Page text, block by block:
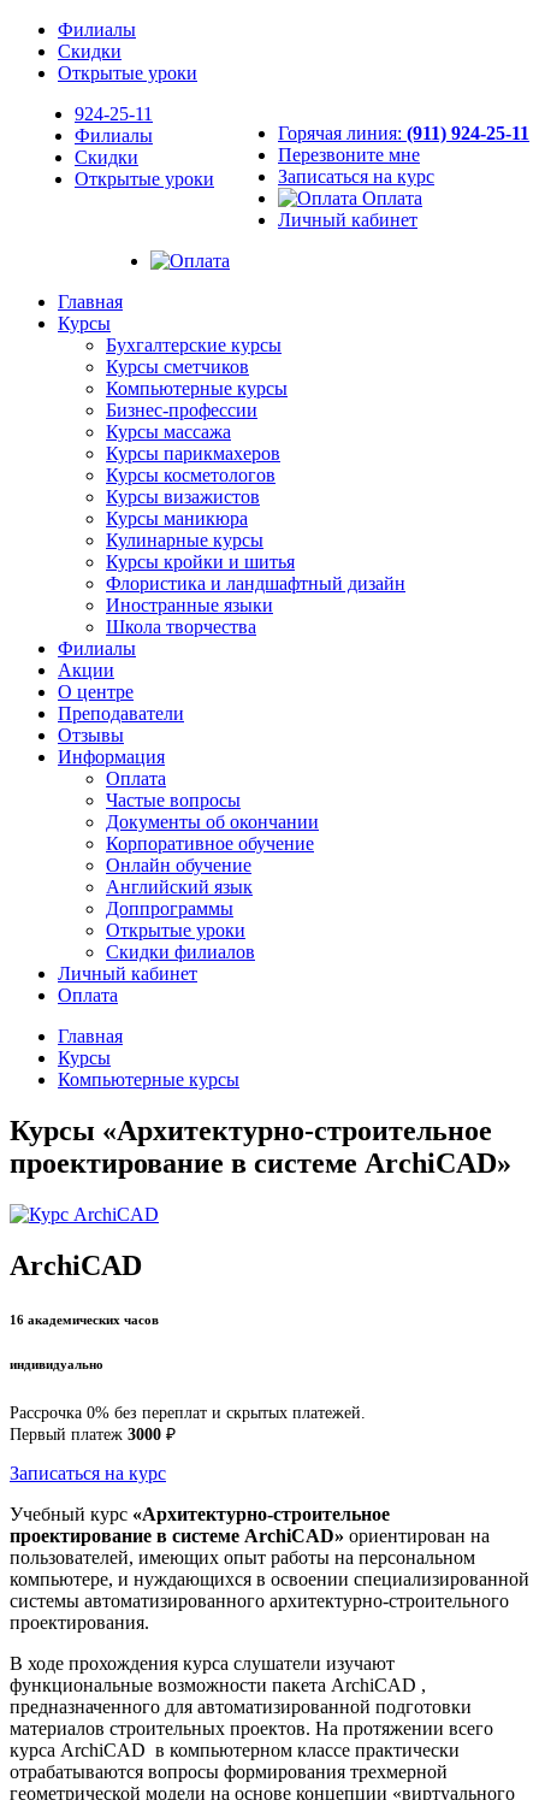
Филиалы
Скидки
Открытые уроки
Горячая линия: (911) 924-25-11
Перезвоните мне
Записаться на курс
Оплата
Личный кабинет
924-25-11
Филиалы
Скидки
Открытые уроки
Главная
Курсы
Бухгалтерские курсы
Курсы сметчиков
Компьютерные курсы
Бизнес-профессии
Курсы массажа
Курсы парикмахеров
Курсы косметологов
Курсы визажистов
Курсы маникюра
Кулинарные курсы
Курсы кройки и шитья
Флористика и ландшафтный дизайн
Иностранные языки
Школа творчества
Филиалы
Акции
О центре
Преподаватели
Отзывы
Информация
Оплата
Частые вопросы
Документы об окончании
Корпоративное обучение
Онлайн обучение
Английский язык
Доппрограммы
Открытые уроки
Скидки филиалов
Личный кабинет
Оплата
Главная
Курсы
Компьютерные курсы
Курсы «Архитектурно-строительное
проектирование в системе ArchiCAD»
ArchiCAD
16 академических часов
индивидуально
Рассрочка 0% без переплат и скрытых платежей.
Первый платеж 3000 ₽
Записаться на курс
Учебный курс «Архитектурно-строительное
проектирование в системе ArchiCAD» ориентирован на
пользователей, имеющих опыт работы на персональном
компьютере, и нуждающихся в освоении специализированной
системы автоматизированного архитектурно-строительного
проектирования.
В ходе прохождения курса слушатели изучают
функциональные возможности пакета ArchiCAD ,
предназначенного для автоматизированной подготовки
материалов строительных проектов. На протяжении всего
курса ArchiCAD в компьютерном классе практически
отрабатываются вопросы формирования трехмерной
геометрической модели на основе концепции «виртуального